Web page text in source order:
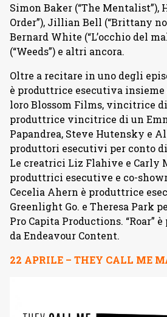
Simon Baker (“The Mentalist”),
Order”), Jillian Bell (“Brittany
Bernard White (“L’occhio del
(“Weeds”) e altri ancora.
Oltre a recitare in uno degli
è produttrice esecutiva insieme
loro Blossom Films, vincitrice
produttrice vincitrice di un
Papandrea, Steve Hutensky e
produttori esecutivi per conto
Le creatrici Liz Flahive e Carly
produttrici esecutive e co-
Cecelia Ahern è produttrice
Greenlight Go. e Theresa Park
Pro Capita Productions. “Roar”
da Endeavour Content.
22 APRILE – THEY CALL ME